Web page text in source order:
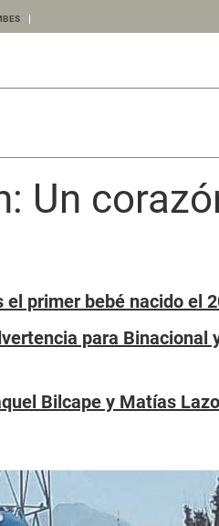
Un
primer bebé nacido el
para Binacional
Bilcape y Matías